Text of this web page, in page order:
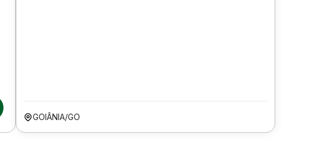
GOIÂNIA/GO